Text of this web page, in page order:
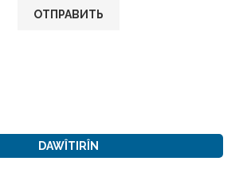
DAWÎTIRÎN